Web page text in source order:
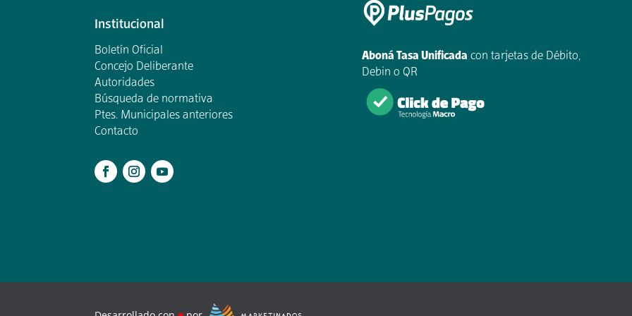
Institucional
Boletín Oficial
Concejo Deliberante
Autoridades
Búsqueda de normativa
Ptes. Municipales anteriores
Contacto
Aboná Tasa Unificada con tarjetas de Débito,
Debin o QR